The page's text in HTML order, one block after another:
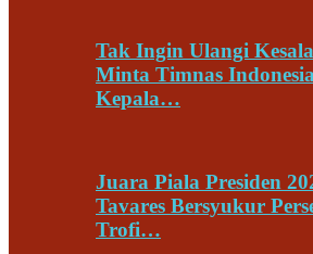
Tak Ingin Ulangi
Minta Timnas
Kepala…
Juara Piala Presiden
Tavares Bersyukur
Trofi…